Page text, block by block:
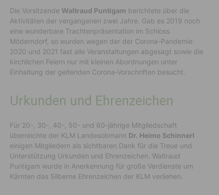
Die Vorsitzende Waltraud Puntigam berichtete über die
Aktivitäten der vergangenen zwei Jahre. Gab es 2019 noch
eine wunderbare Trachtenpräsentation im Schloss
Möderndorf, so wurden wegen der der Corona-Pandemie
2020 und 2021 fast alle Veranstaltungen abgesagt sowie die
kirchlichen Feiern nur mit kleinen Abordnungen unter
Einhaltung der geltenden Corona-Vorschriften besucht.
Urkunden und Ehrenzeichen
Für 20-, 30-, 40-, 50- und 60-jährige Mitgliedschaft
überreichte der KLM Landesobmann Dr. Heimo Schinnerl
einigen Mitgliedern als sichtbaren Dank für die Treue und
Unterstützung Urkunden und Ehrenzeichen. Waltraud
Puntigam wurde in Anerkennung für große Verdienste um
Kärnten das Silberne Ehrenzeichen der KLM verliehen.